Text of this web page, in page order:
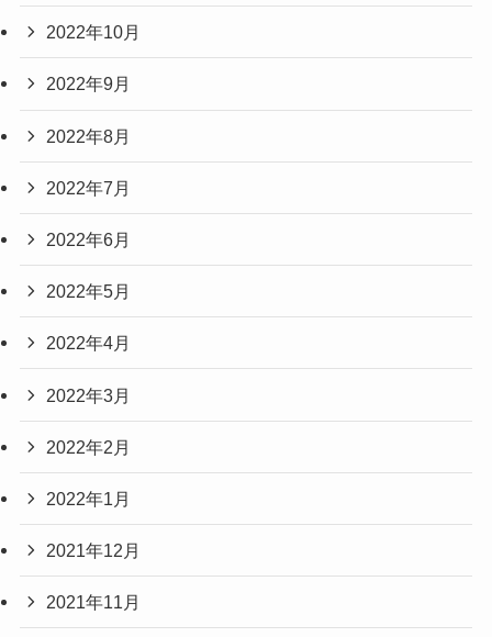
2022年10月
2022年9月
2022年8月
2022年7月
2022年6月
2022年5月
2022年4月
2022年3月
2022年2月
2022年1月
2021年12月
2021年11月